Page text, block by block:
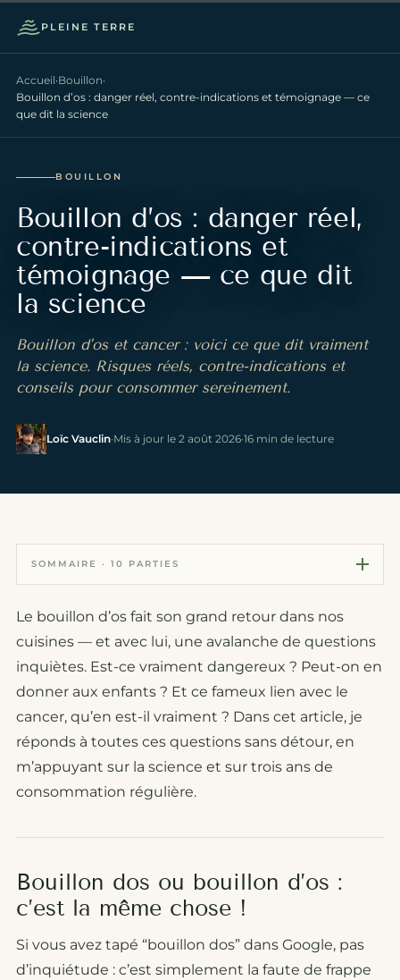
PLEINE TERRE
Accueil·Bouillon·
Bouillon d’os : danger réel, contre-indications et témoignage — ce
que dit la science
BOUILLON
Bouillon d’os : danger réel,
contre-indications et
témoignage — ce que dit
la science
Bouillon d'os et cancer : voici ce que dit vraiment
la science. Risques réels, contre-indications et
conseils pour consommer sereinement.
Loïc Vauclin·Mis à jour le 2 août 2026·16 min de lecture
SOMMAIRE · 10 PARTIES
Le bouillon d’os fait son grand retour dans nos
cuisines — et avec lui, une avalanche de questions
inquiètes. Est-ce vraiment dangereux ? Peut-on en
donner aux enfants ? Et ce fameux lien avec le
cancer, qu’en est-il vraiment ? Dans cet article, je
réponds à toutes ces questions sans détour, en
m’appuyant sur la science et sur trois ans de
consommation régulière.
Bouillon dos ou bouillon d’os :
c’est la même chose !
Si vous avez tapé “bouillon dos” dans Google, pas
d’inquiétude : c’est simplement la faute de frappe